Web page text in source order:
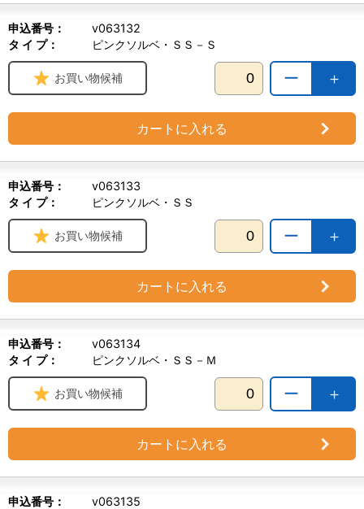
申込番号：
v063132
タ イ プ：
ピンクソルベ・ＳＳ－Ｓ
＋
ー
お買い物候補
カートに入れる
申込番号：
v063133
タ イ プ：
ピンクソルベ・ＳＳ
＋
ー
お買い物候補
カートに入れる
申込番号：
v063134
タ イ プ：
ピンクソルベ・ＳＳ－Ｍ
＋
ー
お買い物候補
カートに入れる
申込番号：
v063135